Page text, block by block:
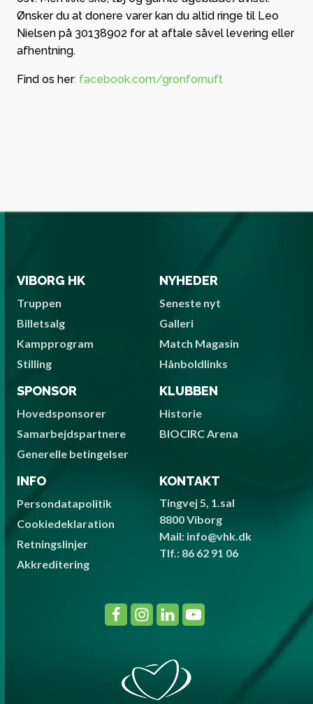
Ønsker du at donere varer kan du altid ringe til Leo
Nielsen på 30138902 for at aftale såvel levering eller
afhentning.
Find os her: facebook.com/gronfornuft
VIBORG HK
Truppen
Billetsalg
Kampprogram
Stilling
NYHEDER
Seneste nyt
Galleri
Match Magasin
Hånboldlinks
SPONSOR
Hovedsponsorer
Samarbejdspartnere
Generelle betingelser
KLUBBEN
Historie
BIOCIRC Arena
INFO
Persondatapolitik
Cookiedeklaration
Retningslinjer
Akkreditering
KONTAKT
Tingvej 5, 1.sal
8800 Viborg
Mail: info@vhk.dk
Tlf.: 86 62 91 06